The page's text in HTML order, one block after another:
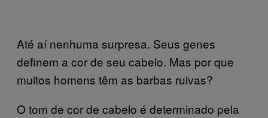
Até aí nenhuma surpresa. Seus genes
definem a cor de seu cabelo. Mas por que
muitos homens têm as barbas ruivas?
O tom de cor de cabelo é determinado pela